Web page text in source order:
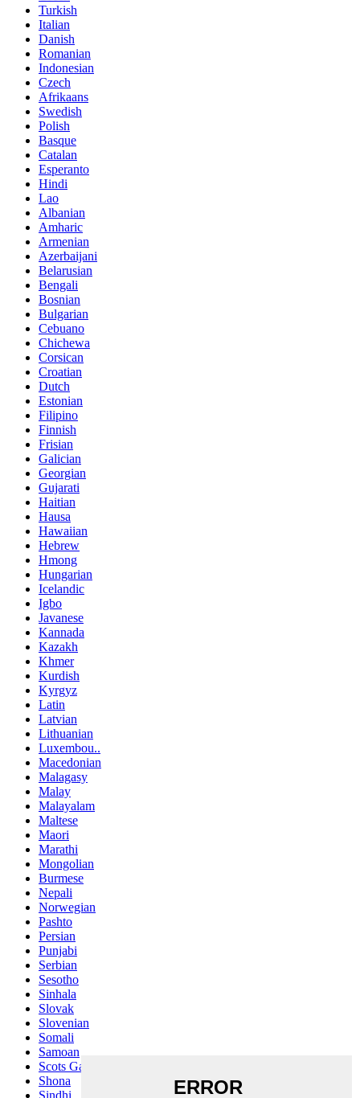
Turkish
Italian
Danish
Romanian
Indonesian
Czech
Afrikaans
Swedish
Polish
Basque
Catalan
Esperanto
Hindi
Lao
Albanian
Amharic
Armenian
Azerbaijani
Belarusian
Bengali
Bosnian
Bulgarian
Cebuano
Chichewa
Corsican
Croatian
Dutch
Estonian
Filipino
Finnish
Frisian
Galician
Georgian
Gujarati
Haitian
Hausa
Hawaiian
Hebrew
Hmong
Hungarian
Icelandic
Igbo
Javanese
Kannada
Kazakh
Khmer
Kurdish
Kyrgyz
Latin
Latvian
Lithuanian
Luxembou..
Macedonian
Malagasy
Malay
Malayalam
Maltese
Maori
Marathi
Mongolian
Burmese
Nepali
Norwegian
Pashto
Persian
Punjabi
Serbian
Sesotho
Sinhala
Slovak
Slovenian
Somali
Samoan
Scots Gaelic
Shona
Sindhi